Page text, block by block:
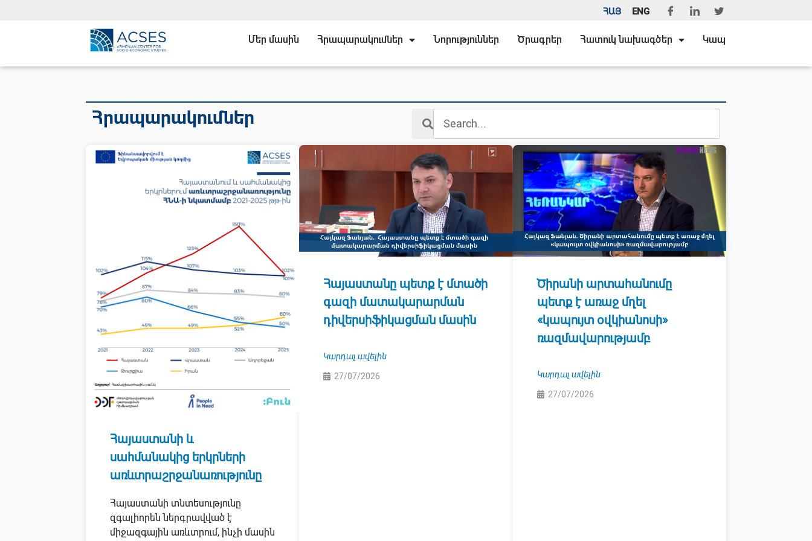
ՀԱՅ ENG
Մեր մասին Հրապարակումներ Նորություններ Ծրագրեր Հատուկ նախագծեր Կապ
Հրապարակումներ
Հայաստանի և
սահմանակից երկրների
առևտրաշրջանառությունը
Հայաստանի տնտեսությունը
զգալիորեն ներգրավված է
միջազգային առևտրում, ինչի մասին
Հայաստանը պետք է մտածի
գազի մատակարարման
դիվերսիֆիկացման մասին
Կարդալ ավելին
27/07/2026
Ծիրանի արտահանումը
պետք է առաջ մղել
«կապույտ օվկիանոսի»
ռազմավարությամբ
Կարդալ ավելին
27/07/2026